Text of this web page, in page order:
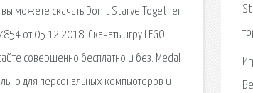
можете скачать Don't Starve Together
от 05.12.2018. Скачать игру LEGO
совершенно бесплатно и без. Medal
для персональных компьютеров и